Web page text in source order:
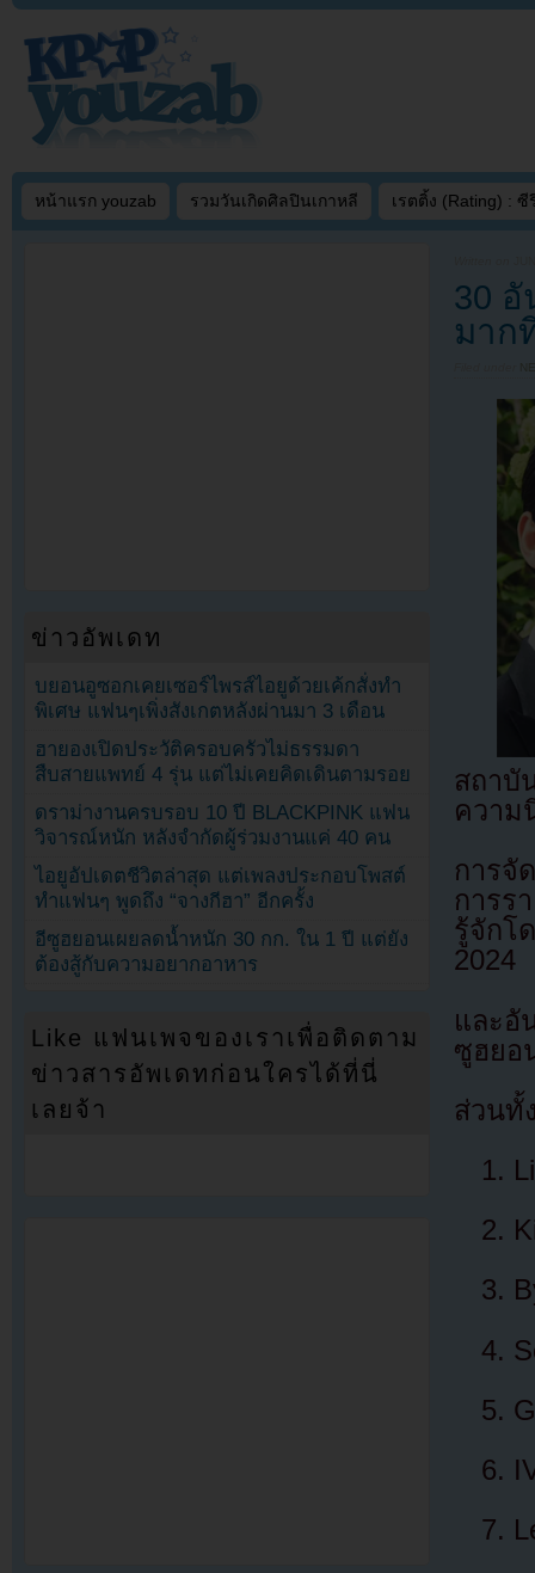
หน้าแรก youzab รวมวันเกิดศิลปินเกาหลี เรตติ้ง (Rating) : ซี
30
มาก
สถาบั
ความ
การจั
การร
รู้จัก
2024
และอั
ซูฮยอ
ส่วนทั้
ข่าวอัพเดท
บยอนอูซอกเคยเซอร์ไพรส์ไอยูด้วยเค้กสั่งทำ
พิเศษ แฟนๆเพิ่งสังเกตหลังผ่านมา 3 เดือน
ฮายองเปิดประวัติครอบครัวไม่ธรรมดา
สืบสายแพทย์ 4 รุ่น แต่ไม่เคยคิดเดินตามรอย
ดราม่างานครบรอบ 10 ปี BLACKPINK แฟน
วิจารณ์หนัก หลังจำกัดผู้ร่วมงานแค่ 40 คน
ไอยูอัปเดตชีวิตล่าสุด แต่เพลงประกอบโพสต์
ทำแฟนๆ พูดถึง “จางกีฮา” อีกครั้ง
อีซูฮยอนเผยลดน้ำหนัก 30 กก. ใน 1 ปี แต่ยัง
ต้องสู้กับความอยากอาหาร
Like แฟนเพจของเราเพื่อติดตาม
ข่าวสารอัพเดทก่อนใครได้ที่นี่
เลยจ้า